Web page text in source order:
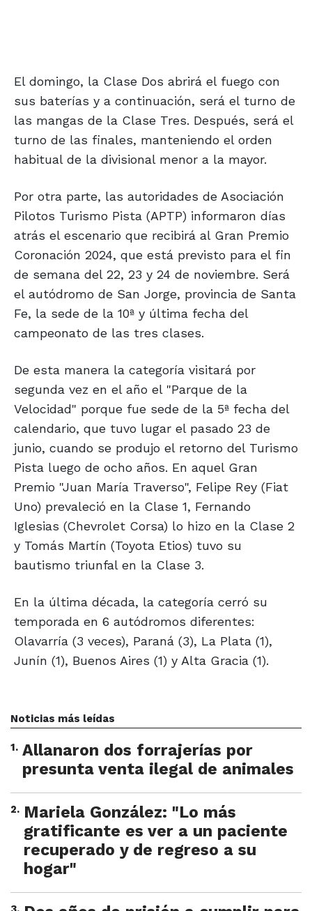
El domingo, la Clase Dos abrirá el fuego con
sus baterías y a continuación, será el turno de
las mangas de la Clase Tres. Después, será el
turno de las finales, manteniendo el orden
habitual de la divisional menor a la mayor.
Por otra parte, las autoridades de Asociación
Pilotos Turismo Pista (APTP) informaron días
atrás el escenario que recibirá al Gran Premio
Coronación 2024, que está previsto para el fin
de semana del 22, 23 y 24 de noviembre. Será
el autódromo de San Jorge, provincia de Santa
Fe, la sede de la 10ª y última fecha del
campeonato de las tres clases.
De esta manera la categoría visitará por
segunda vez en el año el "Parque de la
Velocidad" porque fue sede de la 5ª fecha del
calendario, que tuvo lugar el pasado 23 de
junio, cuando se produjo el retorno del Turismo
Pista luego de ocho años. En aquel Gran
Premio "Juan María Traverso", Felipe Rey (Fiat
Uno) prevaleció en la Clase 1, Fernando
Iglesias (Chevrolet Corsa) lo hizo en la Clase 2
y Tomás Martín (Toyota Etios) tuvo su
bautismo triunfal en la Clase 3.
En la última década, la categoría cerró su
temporada en 6 autódromos diferentes:
Olavarría (3 veces), Paraná (3), La Plata (1),
Junín (1), Buenos Aires (1) y Alta Gracia (1).
Noticias más leídas
1. Allanaron dos forrajerías por
presunta venta ilegal de animales
2. Mariela González: "Lo más
gratificante es ver a un paciente
recuperado y de regreso a su
hogar"